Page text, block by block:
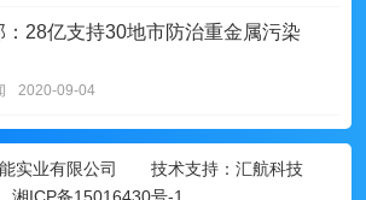
：28亿支持30地市防治重金属污染
2020-09-04
实业有限公司
技术支持：汇航科技